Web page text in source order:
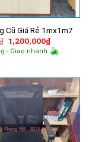
Cũ Giá Rẻ 1mx1m7
Giá
gốc
là:
1,200,000₫Giá
hiện
tại
- Giao nhanh